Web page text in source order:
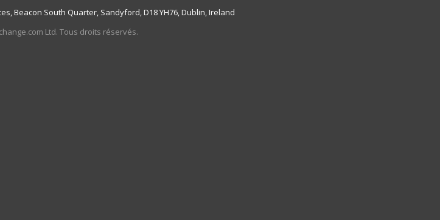
Beacon South Quarter, Sandyford, D18 YH76, Dublin, Ireland
Ltd. Tous droits réservés.